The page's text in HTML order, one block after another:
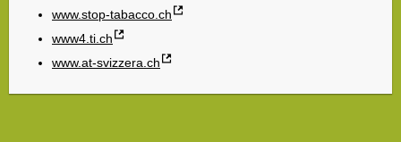
www.stop-tabacco.ch
www4.ti.ch
www.at-svizzera.ch